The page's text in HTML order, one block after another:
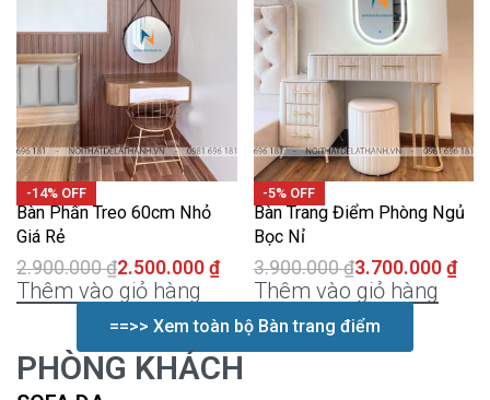
-14% OFF
Bàn Phấn Treo 60cm Nhỏ
Giá Rẻ
2.900.000₫2.500.000 ₫
Thêm vào giỏ hàng
-5% OFF
Bàn Trang Điểm Phòng Ngủ
Bọc Nỉ
3.900.000₫3.700.000 ₫
Thêm vào giỏ hàng
==>> Xem toàn bộ Bàn trang điểm
PHÒNG KHÁCH